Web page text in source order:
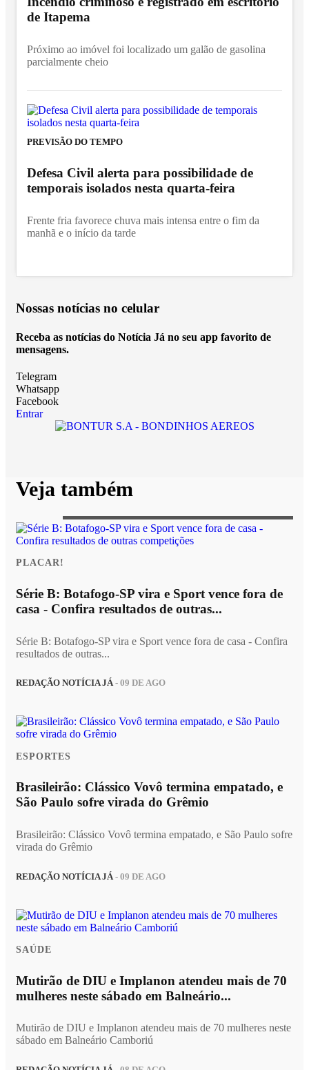
de Itapema
Próximo ao imóvel foi localizado um galão de gasolina
parcialmente cheio
PREVISÃO DO TEMPO
Defesa Civil alerta para possibilidade de
temporais isolados nesta quarta-feira
Frente fria favorece chuva mais intensa entre o fim da
manhã e o início da tarde
Nossas notícias no celular
Receba as notícias do Notícia Já no seu app favorito de
mensagens.
Telegram
Whatsapp
Facebook
Entrar
Veja também
PLACAR!
Série B: Botafogo-SP vira e Sport vence fora de
casa - Confira resultados de outras...
Série B: Botafogo-SP vira e Sport vence fora de casa - Confira
resultados de outras...
REDAÇÃO NOTÍCIA JÁ- 09 DE AGO
ESPORTES
Brasileirão: Clássico Vovô termina empatado, e
São Paulo sofre virada do Grêmio
Brasileirão: Clássico Vovô termina empatado, e São Paulo sofre
virada do Grêmio
REDAÇÃO NOTÍCIA JÁ - 09 DE AGO
SAÚDE
Mutirão de DIU e Implanon atendeu mais de 70
mulheres neste sábado em Balneário...
Mutirão de DIU e Implanon atendeu mais de 70 mulheres neste
sábado em Balneário Camboriú